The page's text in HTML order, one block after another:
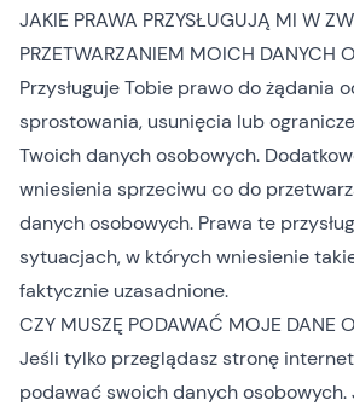
JAKIE PRAWA PRZYSŁUGUJĄ MI W
PRZETWARZANIEM MOICH DANYCH
Przysługuje Tobie prawo do żądania
sprostowania, usunięcia lub
Twoich danych osobowych.
wniesienia sprzeciwu co do
danych osobowych. Prawa te
sytuacjach, w których wniesienie
faktycznie uzasadnione.
CZY MUSZĘ PODAWAĆ MOJE DANE
Jeśli tylko przeglądasz stronę
podawać swoich danych osobowych.